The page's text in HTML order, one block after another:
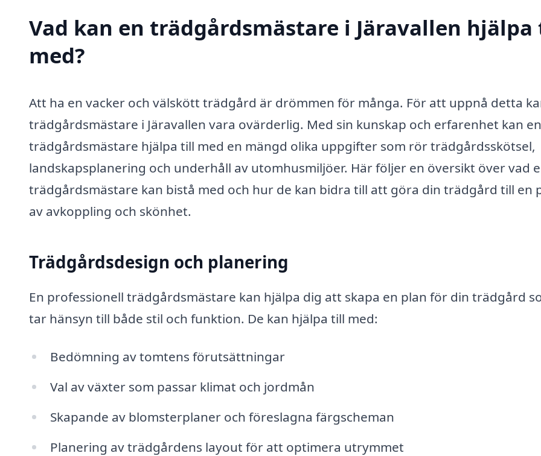
Vad kan en trädgårdsmästare i Järavallen
med?
Att ha en vacker och välskött trädgård är drömmen för många. För att uppnå detta
trädgårdsmästare i Järavallen vara ovärderlig. Med sin kunskap och erfarenhet kan en
trädgårdsmästare hjälpa till med en mängd olika uppgifter som rör trädgårdsskötsel,
landskapsplanering och underhåll av utomhusmiljöer. Här följer en översikt över vad
trädgårdsmästare kan bistå med och hur de kan bidra till att göra din trädgård till en
av avkoppling och skönhet.
Trädgårdsdesign och planering
En professionell trädgårdsmästare kan hjälpa dig att skapa en plan för din trädgård
tar hänsyn till både stil och funktion. De kan hjälpa till med:
Bedömning av tomtens förutsättningar
Val av växter som passar klimat och jordmån
Skapande av blomsterplaner och föreslagna färgscheman
Planering av trädgårdens layout för att optimera utrymmet